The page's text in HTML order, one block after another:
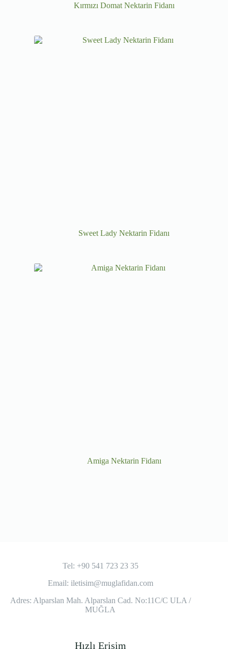
Kırmızı Domat Nektarin Fidanı
Sweet Lady Nektarin Fidanı
Amiga Nektarin Fidanı
Tel: +90 541 723 23 35
Email: iletisim@muglafidan.com
Adres: Alparslan Mah. Alparslan Cad. No:11C/C ULA /
MUĞLA
Hızlı Erişim